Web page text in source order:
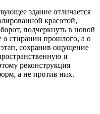
здание отличается
красотой,
подчеркнуть в новой
о стирании прошлого, а о
сохранив ощущение
и
реконструкция
а не против них.